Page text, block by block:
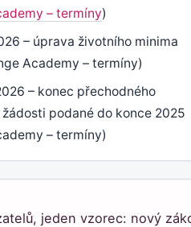
– termíny)
– úprava životního minima
Academy – termíny)
– konec přechodného
podané do konce 2025
– termíny)
jeden vzorec: nový